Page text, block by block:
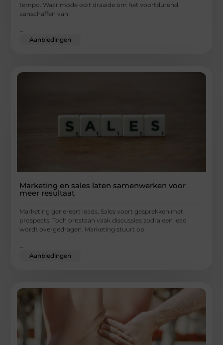
tempo. Waar mode ooit draaide om het voortdurend
aanschaffen van
...
Aanbiedingen
Marketing en sales laten samenwerken voor
meer resultaat
Marketing genereert leads. Sales voert gesprekken met
prospects. Toch ontstaan vaak discussies zodra een lead
wordt overgedragen. Marketing stuurt op
Aanbiedingen